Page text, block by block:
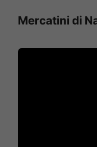
Mercatini di